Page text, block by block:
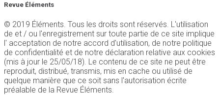
Revue Éléments
© 2019 Éléments. Tous les droits sont réservés. L'utilisation
de et / ou l'enregistrement sur toute partie de ce site implique
l' acceptation de notre accord d'utilisation, de notre politique
de confidentialité et de notre déclaration relative aux cookies
(mis à jour le 25/05/18). Le contenu de ce site ne peut être
reproduit, distribué, transmis, mis en cache ou utilisé de
quelque manière que ce soit sans l'autorisation écrite
préalable de la Revue Éléments.